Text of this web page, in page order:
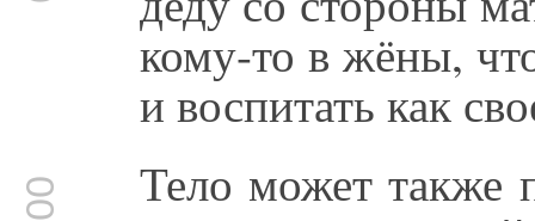
кому-то в жёны,
и воспитать как
Тело может также